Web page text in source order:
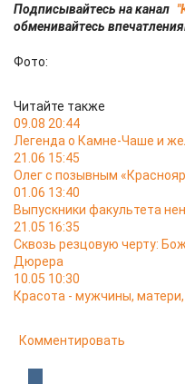
Подписывайтесь на канал
обменивайтесь
Фото:
Читайте также
09.08 20:44
Легенда о Камне-Чаше и
21.06 15:45
Олег с позывным
01.06 13:40
Выпускники факультета
21.05 16:35
Сквозь резцовую черту:
Дюрера
10.05 10:30
Красота - мужчины,
Комментировать